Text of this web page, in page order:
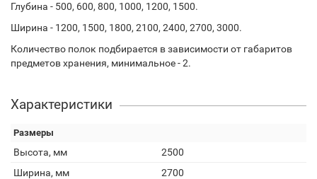
Глубина - 500, 600, 800, 1000, 1200, 1500.
Ширина - 1200, 1500, 1800, 2100, 2400, 2700, 3000.
Количество полок подбирается в зависимости от габаритов
предметов хранения, минимальное - 2.
Характеристики
Размеры
Высота, мм
2500
Ширина, мм
2700